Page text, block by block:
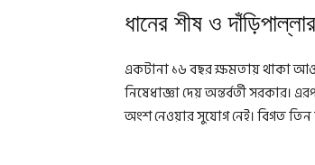
ধানের শীষ ও
একটানা ১৬ বছর ক্ষমতায় থাকা
নিষেধাজ্ঞা দেয় অন্তর্বর্তী সরকার।
অংশ নেওয়ার সুযোগ নেই। বিগত তিন